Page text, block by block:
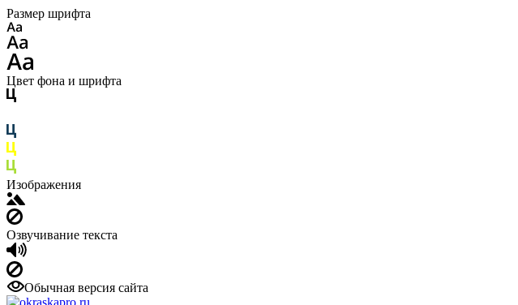
Размер шрифта
Цвет фона и шрифта
Изображения
Озвучивание текста
Обычная версия сайта